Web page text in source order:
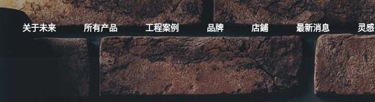
关于未来 所有产品 工程案例 品牌 店鋪 最新消息 灵感